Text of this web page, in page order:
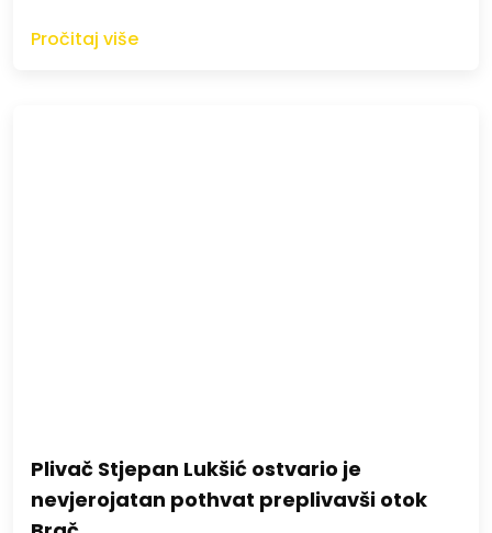
Pročitaj više
Plivač Stjepan Lukšić ostvario je
nevjerojatan pothvat preplivavši otok